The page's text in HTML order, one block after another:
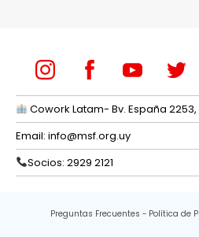
Cowork Latam- Bv. España
Email: info@msf.org.uy
Socios: 2929 2121
Preguntas Frecuentes Política de